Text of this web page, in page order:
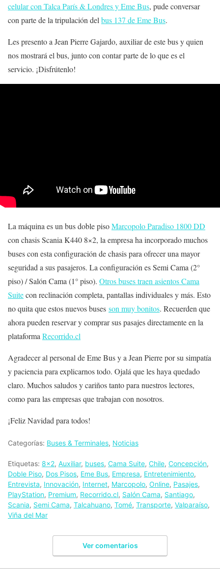
celular con Talca París & Londres y Eme Bus, pude conversar
con parte de la tripulación del bus 137 de Eme Bus.
Les presento a Jean Pierre Gajardo, auxiliar de este bus y quien
nos mostrará el bus, junto con contar parte de lo que es el
servicio. ¡Disfrútenlo!
La máquina es un bus doble pisoMarcopolo Paradiso 1800 DD
con chasis Scania K440 8×2, la empresa ha incorporado muchos
buses con esta configuración de chasis para ofrecer una mayor
seguridad a sus pasajeros. La configuración es Semi Cama (2°
piso) / Salón Cama (1° piso). Otros buses traen asientos Cama
Suitecon reclinación completa, pantallas individuales y más. Esto
no quita que estos nuevos buses son muy bonitos. Recuerden que
ahora pueden reservar y comprar sus pasajes directamente en la
plataforma Recorrido.cl
Agradecer al personal de Eme Bus y a Jean Pierre por su simpatía
y paciencia para explicarnos todo. Ojalá que les haya quedado
claro. Muchos saludos y cariños tanto para nuestros lectores,
como para las empresas que trabajan con nosotros.
¡Feliz Navidad para todos!
Categorías: Buses & Terminales, Noticias
Etiquetas: 8x2, Auxiliar, buses, Cama Suite, Chile, Concepción,
Doble Piso, Dos Pisos, Eme Bus, Empresa, Entretenimiento,
Entrevista, Innovación, Internet, Marcopolo, Online, Pasajes,
PlayStation, Premium, Recorrido.cl, Salón Cama, Santiago,
Scania, Semi Cama, Talcahuano, Tomé, Transporte, Valparaíso,
Viña del Mar
Ver comentarios